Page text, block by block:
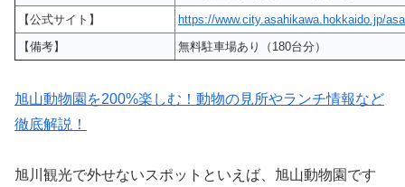
【公式サイト】
https://www.city.asahikawa.hokkaido.jp/
【備考】
無料駐車場あり（180台分）
旭山動物園を200%楽しむ！動物の見所やランチ情報など
徹底解説！
旭川観光で外せないスポットといえば、旭山動物園です